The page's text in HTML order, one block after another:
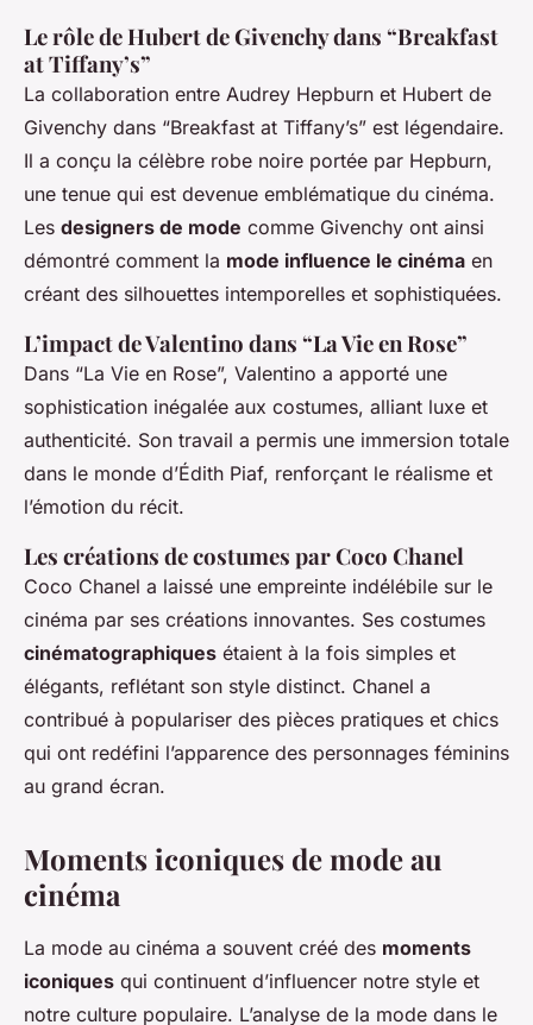
Le rôle de Hubert de Givenchy dans “Breakfast
at Tiffany’s”
La collaboration entre Audrey Hepburn et Hubert de
Givenchy dans “Breakfast at Tiffany’s” est légendaire.
Il a conçu la célèbre robe noire portée par Hepburn,
une tenue qui est devenue emblématique du cinéma.
Les designers de mode comme Givenchy ont ainsi
démontré comment la mode influence le cinéma en
créant des silhouettes intemporelles et sophistiquées.
L’impact de Valentino dans “La Vie en Rose”
Dans “La Vie en Rose”, Valentino a apporté une
sophistication inégalée aux costumes, alliant luxe et
authenticité. Son travail a permis une immersion totale
dans le monde d’Édith Piaf, renforçant le réalisme et
l’émotion du récit.
Les créations de costumes par Coco Chanel
Coco Chanel a laissé une empreinte indélébile sur le
cinéma par ses créations innovantes. Ses costumes
cinématographiques étaient à la fois simples et
élégants, reflétant son style distinct. Chanel a
contribué à populariser des pièces pratiques et chics
qui ont redéfini l’apparence des personnages féminins
au grand écran.
Moments iconiques de mode au
cinéma
La mode au cinéma a souvent créé des moments
iconiques qui continuent d’influencer notre style et
notre culture populaire. L’analyse de la mode dans le